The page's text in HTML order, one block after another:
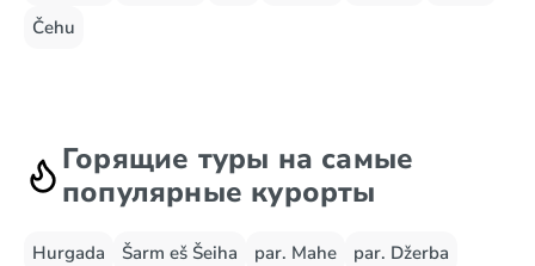
Čehu
Горящие туры на самые
популярные курорты
Hurgada Šarm eš Šeiha par. Mahe
par. Džerba